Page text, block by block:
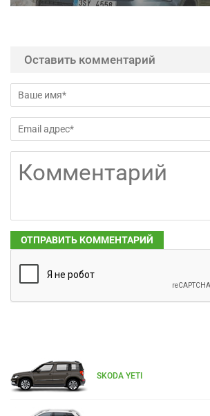
Оставить комментарий
SKODA YETI